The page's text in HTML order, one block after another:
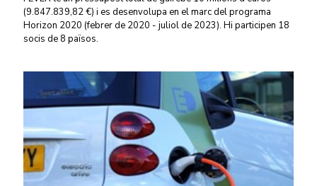
(9.847.839,82 €) i es desenvolupa en el marc del programa
Horizon 2020 (febrer de 2020 - juliol de 2023). Hi participen 18
socis de 8 països.